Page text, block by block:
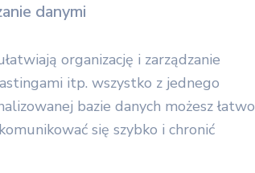
danymi
organizację i zarządzanie
itp. wszystko z jednego
bazie danych możesz łatwo
się szybko i chronić